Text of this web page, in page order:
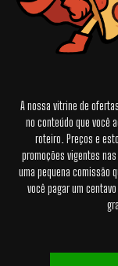
A nossa vitrine de
no conteúdo que você
roteiro. Preços e
promoções vigentes
uma pequena comissão
você pagar um